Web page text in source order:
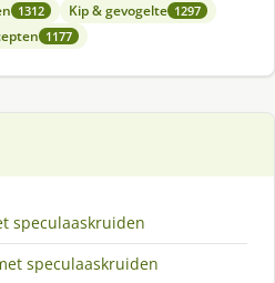
1312 Kip & gevogelte 1297
1177
speculaaskruiden
speculaaskruiden